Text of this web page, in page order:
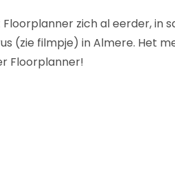
zich al eerder, in
(zie filmpje) in Almere. Het
Floorplanner!